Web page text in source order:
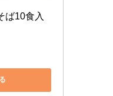
ば10食入